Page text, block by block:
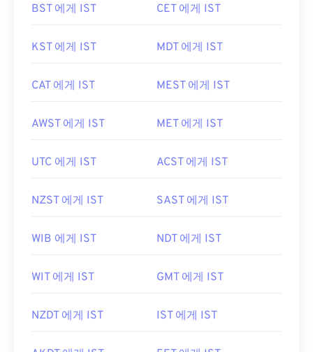
BST 에게 IST CET 에게 IST
KST 에게 IST MDT 에게 IST
CAT 에게 IST MEST 에게 IST
AWST 에게 IST MET 에게 IST
UTC 에게 IST ACST 에게 IST
NZST 에게 IST SAST 에게 IST
WIB 에게 IST NDT 에게 IST
WIT 에게 IST GMT 에게 IST
NZDT 에게 IST IST 에게 IST